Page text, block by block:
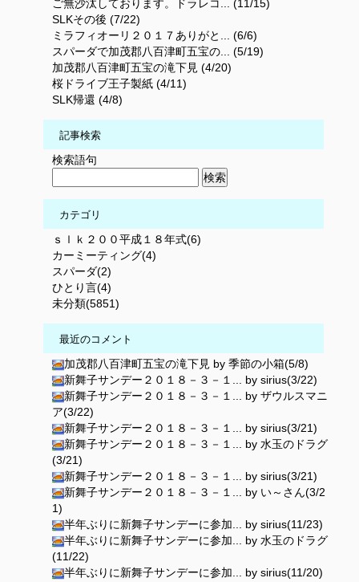
ご無沙汰しております。ドラレコ... (11/15)
SLKその後 (7/22)
ミラフィオーリ２０１７ありがと... (6/6)
スパーダで加茂郡八百津町五宝の... (5/19)
加茂郡八百津町五宝の滝下見 (4/20)
桜ドライブ王子製紙 (4/11)
SLK帰還 (4/8)
記事検索
検索語句
カテゴリ
ｓｌｋ２００平成１８年式(6)
カーミーティング(4)
スパーダ(2)
ひとり言(4)
未分類(5851)
最近のコメント
加茂郡八百津町五宝の滝下見 by 季節の小箱(5/8)
新舞子サンデー２０１８－３－１... by sirius(3/22)
新舞子サンデー２０１８－３－１... by ザウルスマニ
ア(3/22)
新舞子サンデー２０１８－３－１... by sirius(3/21)
新舞子サンデー２０１８－３－１... by 水玉のドラグ
(3/21)
新舞子サンデー２０１８－３－１... by sirius(3/21)
新舞子サンデー２０１８－３－１... by い～さん(3/2
1)
半年ぶりに新舞子サンデーに参加... by sirius(11/23)
半年ぶりに新舞子サンデーに参加... by 水玉のドラグ
(11/22)
半年ぶりに新舞子サンデーに参加... by sirius(11/20)